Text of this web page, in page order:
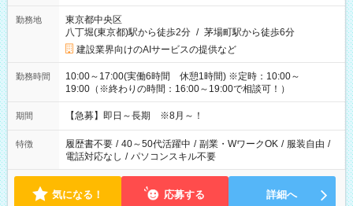
勤務地
東京都中央区
八丁堀(東京都)駅から徒歩2分 / 茅場町駅から徒歩6分
建設業界向けのAIサービスの提供など
勤務時間
10:00～17:00(実働6時間 休憩1時間) ※定時：10:00～
19:00（※終わりの時間：16:00～19:00で相談可！）
期間 【急募】即日～長期 ※8月～！
特徴 履歴書不要 / 40～50代活躍中 / 副業・WワークOK / 服装自由 /
電話対応なし / パソコンスキル不要
気になる！ 応募する 詳細へ